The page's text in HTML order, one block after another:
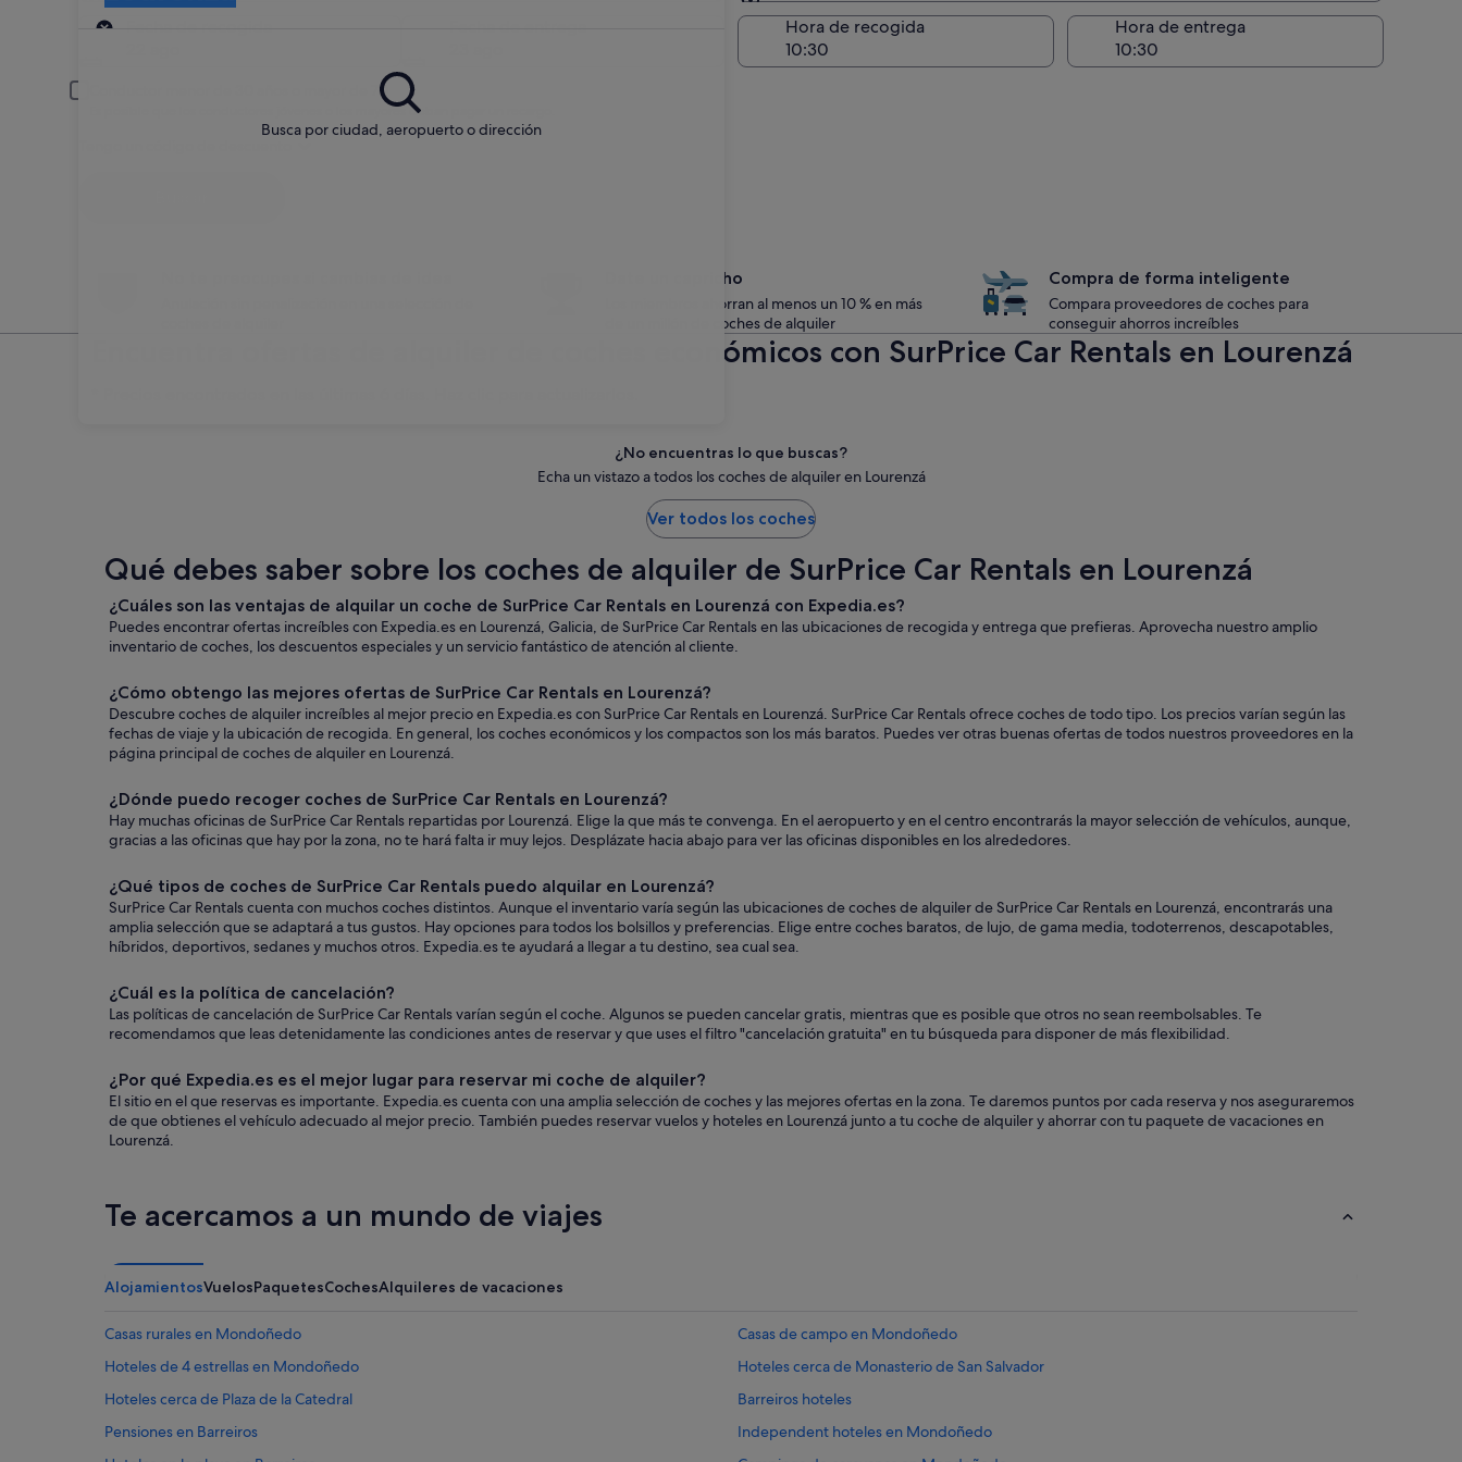
Busca por ciudad, aeropuerto o dirección
Recogida
Entrega en el lugar de recogida
Hora de recogida Hora de entrega
Conductor menor de 30 años o mayor de 70
Es posible que los conductores jóvenes o los mayores deban pagar un recargo.
Date un capricho
Los miembros ahorran al menos un 10 % en más
de un millón de coches de alquiler
Compra de forma inteligente
Compara proveedores de coches para
conseguir ahorros increíbles
Encuentra ofertas de alquiler de coches económicos con SurPrice Car Rentals en Lourenzá
¿No encuentras lo que buscas?
Echa un vistazo a todos los coches de alquiler en Lourenzá
Ver todos los coches
Qué debes saber sobre los coches de alquiler de SurPrice Car Rentals en Lourenzá
¿Cuáles son las ventajas de alquilar un coche de SurPrice Car Rentals en Lourenzá con Expedia.es?
Puedes encontrar ofertas increíbles con Expedia.es en Lourenzá, Galicia, de SurPrice Car Rentals en las ubicaciones de recogida y entrega que prefieras. Aprovecha nuestro amplio
inventario de coches, los descuentos especiales y un servicio fantástico de atención al cliente.
¿Cómo obtengo las mejores ofertas de SurPrice Car Rentals en Lourenzá?
Descubre coches de alquiler increíbles al mejor precio en Expedia.es con SurPrice Car Rentals en Lourenzá. SurPrice Car Rentals ofrece coches de todo tipo. Los precios varían según las
fechas de viaje y la ubicación de recogida. En general, los coches económicos y los compactos son los más baratos. Puedes ver otras buenas ofertas de todos nuestros proveedores en la
página principal de coches de alquiler en Lourenzá.
¿Dónde puedo recoger coches de SurPrice Car Rentals en Lourenzá?
Hay muchas oficinas de SurPrice Car Rentals repartidas por Lourenzá. Elige la que más te convenga. En el aeropuerto y en el centro encontrarás la mayor selección de vehículos, aunque,
gracias a las oficinas que hay por la zona, no te hará falta ir muy lejos. Desplázate hacia abajo para ver las oficinas disponibles en los alrededores.
¿Qué tipos de coches de SurPrice Car Rentals puedo alquilar en Lourenzá?
SurPrice Car Rentals cuenta con muchos coches distintos. Aunque el inventario varía según las ubicaciones de coches de alquiler de SurPrice Car Rentals en Lourenzá, encontrarás una
amplia selección que se adaptará a tus gustos. Hay opciones para todos los bolsillos y preferencias. Elige entre coches baratos, de lujo, de gama media, todoterrenos, descapotables,
híbridos, deportivos, sedanes y muchos otros. Expedia.es te ayudará a llegar a tu destino, sea cual sea.
¿Cuál es la política de cancelación?
Las políticas de cancelación de SurPrice Car Rentals varían según el coche. Algunos se pueden cancelar gratis, mientras que es posible que otros no sean reembolsables. Te
recomendamos que leas detenidamente las condiciones antes de reservar y que uses el filtro "cancelación gratuita" en tu búsqueda para disponer de más flexibilidad.
¿Por qué Expedia.es es el mejor lugar para reservar mi coche de alquiler?
El sitio en el que reservas es importante. Expedia.es cuenta con una amplia selección de coches y las mejores ofertas en la zona. Te daremos puntos por cada reserva y nos aseguraremos
de que obtienes el vehículo adecuado al mejor precio. También puedes reservar vuelos y hoteles en Lourenzá junto a tu coche de alquiler y ahorrar con tu paquete de vacaciones en
Lourenzá.
Te acercamos a un mundo de viajes
AlojamientosVuelosPaquetesCochesAlquileres de vacaciones
Casas rurales en Mondoñedo
Casas de campo en Mondoñedo
Hoteles de 4 estrellas en Mondoñedo
Hoteles cerca de Monasterio de San Salvador
Hoteles cerca de Plaza de la Catedral
Barreiros hoteles
Pensiones en Barreiros
Independent hoteles en Mondoñedo